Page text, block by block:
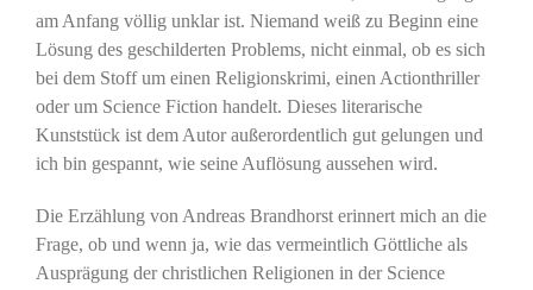
am Anfang völlig unklar ist. Niemand weiß zu Beginn eine
Lösung des geschilderten Problems, nicht einmal, ob es sich
bei dem Stoff um einen Religionskrimi, einen Actionthriller
oder um Science Fiction handelt. Dieses literarische
Kunststück ist dem Autor außerordentlich gut gelungen und
ich bin gespannt, wie seine Auflösung aussehen wird.
Die Erzählung von Andreas Brandhorst erinnert mich an die
Frage, ob und wenn ja, wie das vermeintlich Göttliche als
Ausprägung der christlichen Religionen in der Science